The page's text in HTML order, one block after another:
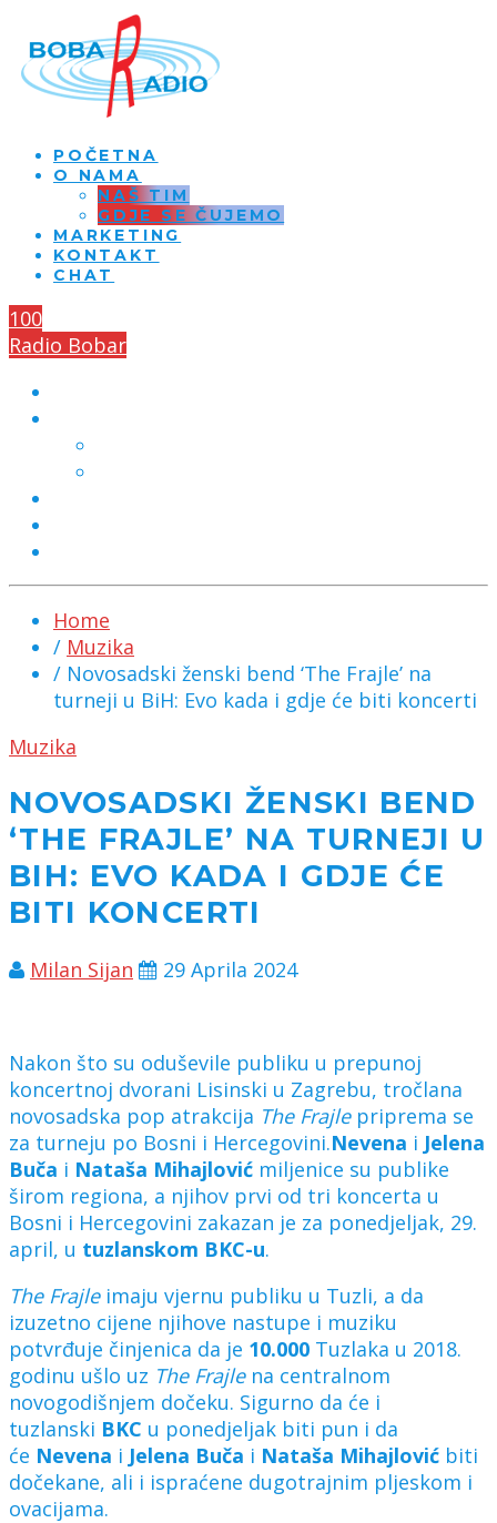
POČETNA
O NAMA
NAŠ TIM
GDJE SE ČUJEMO
MARKETING
KONTAKT
CHAT
100
Radio Bobar
Home
/ Muzika
/ Novosadski ženski bend ‘The Frajle’ na
turneji u BiH: Evo kada i gdje će biti koncerti
Muzika
NOVOSADSKI ŽENSKI BEND
‘THE FRAJLE’ NA TURNEJI U
BIH: EVO KADA I GDJE ĆE
BITI KONCERTI
Milan Sijan 29 Aprila 2024
Nakon što su oduševile publiku u prepunoj
koncertnoj dvorani Lisinski u Zagrebu, tročlana
novosadska pop atrakcija The Frajlepriprema se
za turneju po Bosni i Hercegovini.Nevena i Jelena
Buča i Nataša Mihajlović miljenice su publike
širom regiona, a njihov prvi od tri koncerta u
Bosni i Hercegovini zakazan je za ponedjeljak, 29.
april, u tuzlanskom BKC-u.
The Frajleimaju vjernu publiku u Tuzli, a da
izuzetno cijene njihove nastupe i muziku
potvrđuje činjenica da je 10.000 Tuzlaka u 2018.
godinu ušlo uz The Frajlena centralnom
novogodišnjem dočeku. Sigurno da će i
tuzlanski BKC u ponedjeljak biti pun i da
će Nevena i Jelena Buča i Nataša Mihajlović biti
dočekane, ali i ispraćene dugotrajnim pljeskom i
ovacijama.